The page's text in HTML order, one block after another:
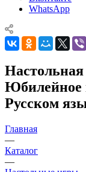
WhatsApp
Юбилейное
Русском
Главная
—
Каталог
—